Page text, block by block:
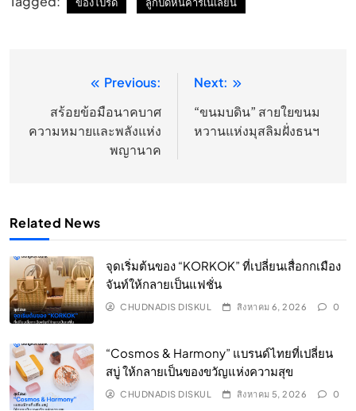
แนะแนว
เรื่อง
Previous:
สร้อยข้อมือนาคบาศ
ความหมายและพลังแห่ง
พญานาค
Next:
“ขนมบดิน” สายใยขนม
หวานแห่งมุสลิมฝั่งธนฯ
Related News
จุดเริ่มต้นของ “KORKOK” ที่เปลี่ยนเสื่อกกเมือง
จันท์ให้กลายเป็นแฟชั่น
CHUDNADIS DISKUL สิงหาคม 6, 2026 0
“Cosmos & Harmony” แบรนด์ไทยที่เปลี่ยน
สบู่ ให้กลายเป็นของขวัญแห่งความสุข
CHUDNADIS DISKUL สิงหาคม 5, 2026 0